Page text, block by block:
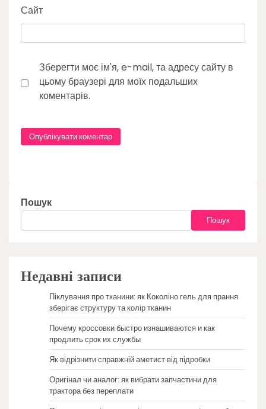
Сайт
Зберегти моє ім'я, e-mail, та адресу сайту в
цьому браузері для моїх подальших
коментарів.
Пошук
Пошук
Недавні записи
Піклування про тканини: як Коколіно гель для прання
зберігає структуру та колір тканин
Почему кроссовки быстро изнашиваются и как
продлить срок их службы
Як відрізнити справжній аметист від підробки
Оригінал чи аналог: як вибрати запчастини для
трактора без переплати